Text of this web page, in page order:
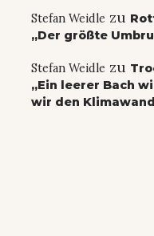
Stefan Weidle zu
„Der größte
Stefan Weidle zu
„Ein leerer Bach
wir den